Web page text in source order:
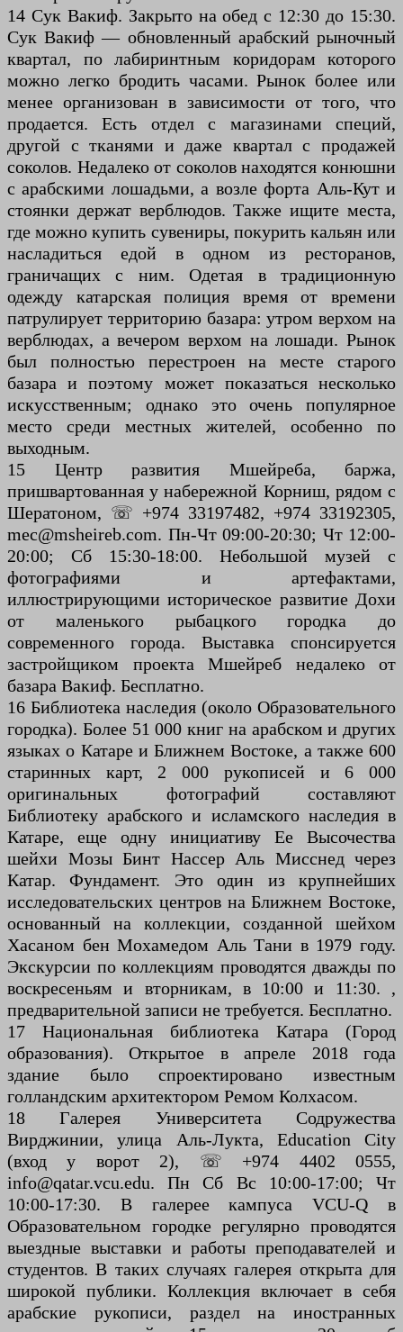
14 Сук Вакиф. Закрыто на обед с 12:30 до 15:30.
Сук Вакиф — обновленный арабский рыночный
квартал, по лабиринтным коридорам которого
можно легко бродить часами. Рынок более или
менее организован в зависимости от того, что
продается. Есть отдел с магазинами специй,
другой с тканями и даже квартал с продажей
соколов. Недалеко от соколов находятся конюшни
с арабскими лошадьми, а возле форта Аль-Кут и
стоянки держат верблюдов. Также ищите места,
где можно купить сувениры, покурить кальян или
насладиться едой в одном из ресторанов,
граничащих с ним. Одетая в традиционную
одежду катарская полиция время от времени
патрулирует территорию базара: утром верхом на
верблюдах, а вечером верхом на лошади. Рынок
был полностью перестроен на месте старого
базара и поэтому может показаться несколько
искусственным; однако это очень популярное
место среди местных жителей, особенно по
выходным.
15 Центр развития Мшейреба, баржа,
пришвартованная у набережной Корниш, рядом с
Шератоном, ☏ +974 33197482, +974 33192305,
mec@msheireb.com. Пн-Чт 09:00-20:30; Чт 12:00-
20:00; Сб 15:30-18:00. Небольшой музей с
фотографиями и артефактами,
иллюстрирующими историческое развитие Дохи
от маленького рыбацкого городка до
современного города. Выставка спонсируется
застройщиком проекта Мшейреб недалеко от
базара Вакиф. Бесплатно.
16 Библиотека наследия (около Образовательного
городка). Более 51 000 книг на арабском и других
языках о Катаре и Ближнем Востоке, а также 600
старинных карт, 2 000 рукописей и 6 000
оригинальных фотографий составляют
Библиотеку арабского и исламского наследия в
Катаре, еще одну инициативу Ее Высочества
шейхи Мозы Бинт Нассер Аль Мисснед через
Катар. Фундамент. Это один из крупнейших
исследовательских центров на Ближнем Востоке,
основанный на коллекции, созданной шейхом
Хасаном бен Мохамедом Аль Тани в 1979 году.
Экскурсии по коллекциям проводятся дважды по
воскресеньям и вторникам, в 10:00 и 11:30. ,
предварительной записи не требуется. Бесплатно.
17 Национальная библиотека Катара (Город
образования). Открытое в апреле 2018 года
здание было спроектировано известным
голландским архитектором Ремом Колхасом.
18 Галерея Университета Содружества
Вирджинии, улица Аль-Лукта, Education City
(вход у ворот 2), ☏ +974 4402 0555,
info@qatar.vcu.edu. Пн Сб Вс 10:00-17:00; Чт
10:00-17:30. В галерее кампуса VCU-Q в
Образовательном городке регулярно проводятся
выездные выставки и работы преподавателей и
студентов. В таких случаях галерея открыта для
широкой публики. Коллекция включает в себя
арабские рукописи, раздел на иностранных